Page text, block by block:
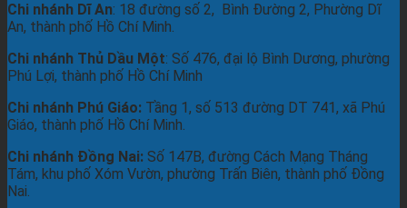
Chi nhánh Dĩ An: 18 đường số 2, Bình Đường 2, Phường Dĩ
An, thành phố Hồ Chí Minh.
Chi nhánh Thủ Dầu Một: Số 476, đại lộ Bình Dương, phường
Phú Lợi, thành phố Hồ Chí Minh
Chi nhánh Phú Giáo: Tầng 1, số 513 đường DT 741, xã Phú
Giáo, thành phố Hồ Chí Minh.
Chi nhánh Đồng Nai: Số 147B, đường Cách Mạng Tháng
Tám, khu phố Xóm Vườn, phường Trấn Biên, thành phố Đồng
Nai.